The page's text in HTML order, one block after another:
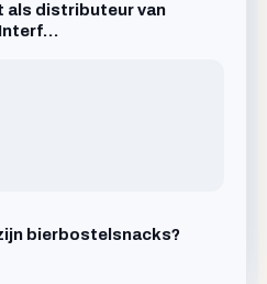
als distributeur van
bierbostelsnacks?